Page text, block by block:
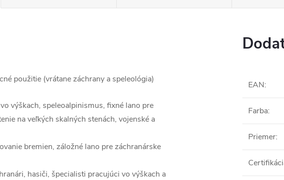
použitie (vrátane záchrany a speleológia)
výškach, speleoalpinismus, fixné lano pre
na veľkých skalných stenách, vojenské a
bremien, záložné lano pre záchranárske
hasiči, špecialisti pracujúci vo výškach a
EAN:
Farba:
Priemer: